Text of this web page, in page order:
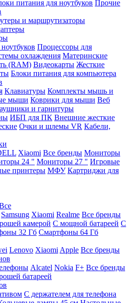
питания для ноутбуков Прочие
и маршрутизаторы
Процессоры для
охлаждения Материнские
(RAM) Видеокарты Жесткие
Блоки питания для компьютера
Клавиатуры Комплекты мышь и
мыши Коврики для мыши Веб
и гарнитуры
ИБП для ПК Внешние жесткие
Очки и шлемы VR Кабели,
Xiaomi Все бренды Мониторы
24 " Мониторы 27 " Игровые
принтеры МФУ Картриджи для
Samsung Xiaomi Realme Все бренды
камерой С мощной батареей С
32 Гб Смартфоны 64 Гб
Lenovo Xiaomi Apple Все бренды
Alcatel Nokia F+ Все бренды
батареей
C держателем для телефона